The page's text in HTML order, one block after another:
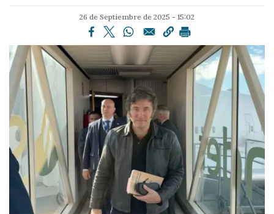
o
i
n
c
i
p
a
26 de Septiembre de 2025 - 15:02